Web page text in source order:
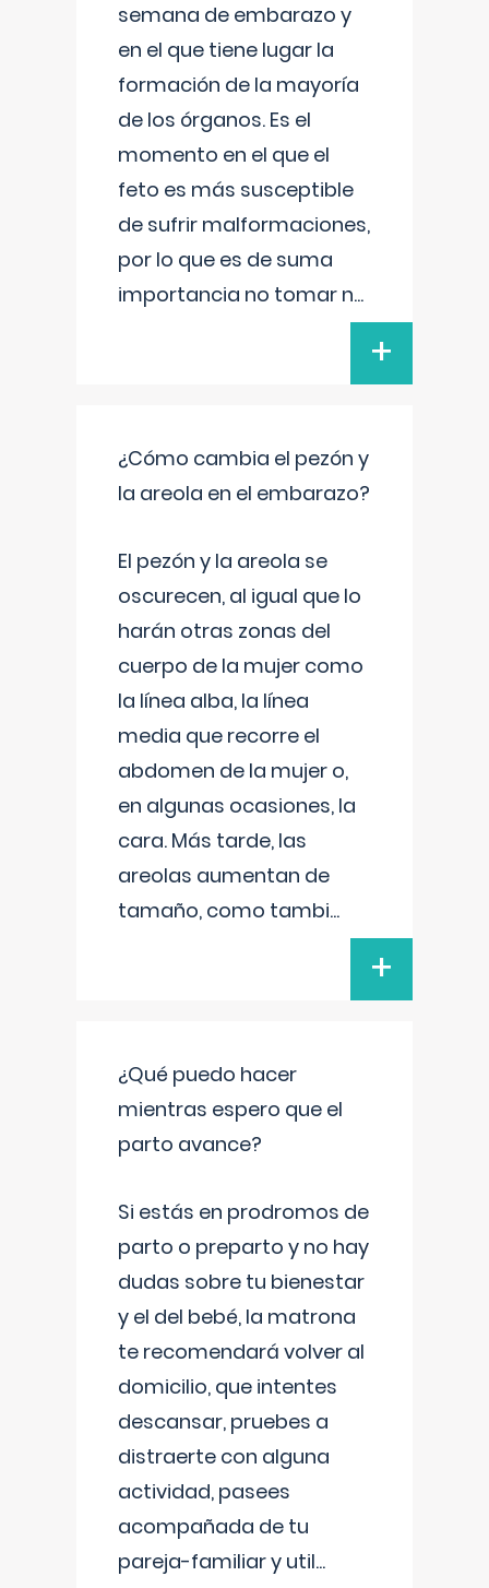
semana de embarazo y
en el que tiene lugar la
formación de la mayoría
de los órganos. Es el
momento en el que el
feto es más susceptible
de sufrir malformaciones,
por lo que es de suma
importancia no tomar n...
+
¿Cómo cambia el pezón y
la areola en el embarazo?
El pezón y la areola se
oscurecen, al igual que lo
harán otras zonas del
cuerpo de la mujer como
la línea alba, la línea
media que recorre el
abdomen de la mujer o,
en algunas ocasiones, la
cara. Más tarde, las
areolas aumentan de
tamaño, como tambi...
+
¿Qué puedo hacer
mientras espero que el
parto avance?
Si estás en prodromos de
parto o preparto y no hay
dudas sobre tu bienestar
y el del bebé, la matrona
te recomendará volver al
domicilio, que intentes
descansar, pruebes a
distraerte con alguna
actividad, pasees
acompañada de tu
pareja-familiar y util...